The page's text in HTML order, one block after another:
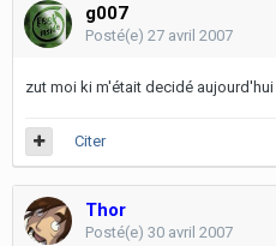
g007
Posté(e) 27 avril 2007
zut moi ki m'était decidé aujourd'hui
Citer
Thor
Posté(e) 30 avril 2007